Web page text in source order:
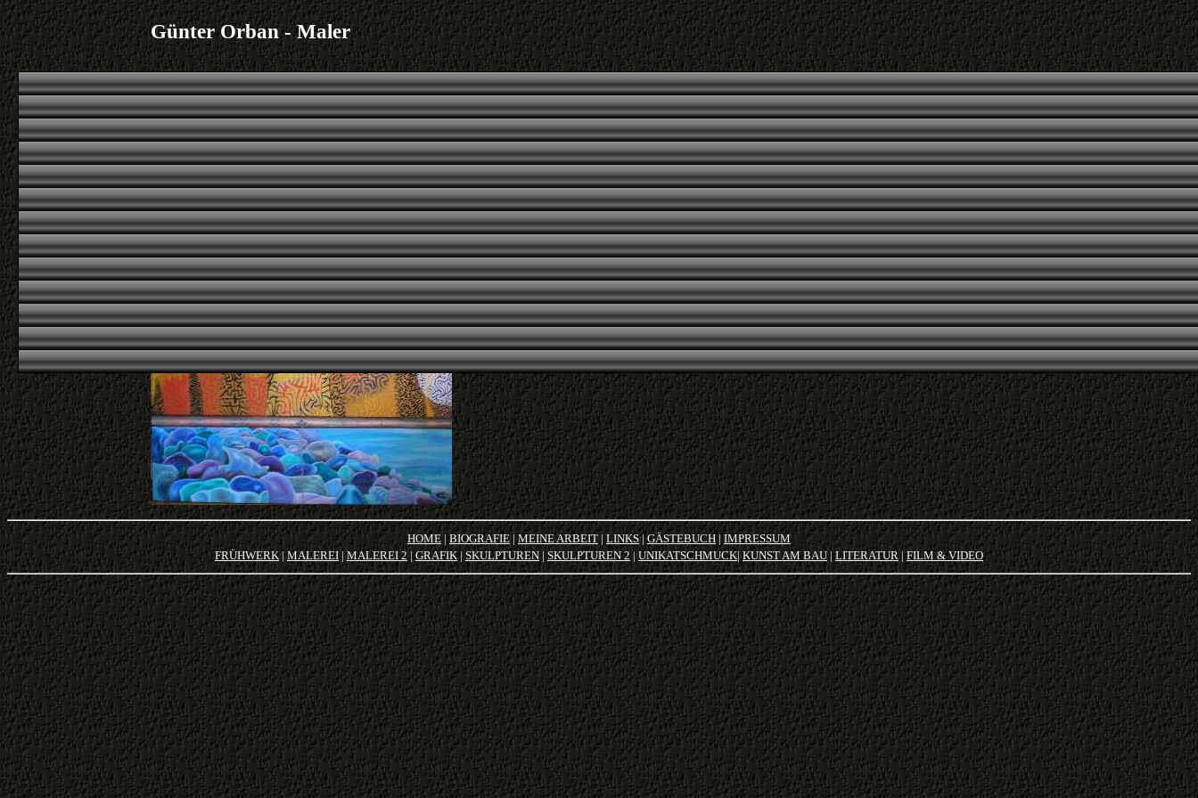
Günter Orban - Maler
Übersicht1|Übersicht2|erstes|voriges|nächstes|letztes Foto
DER STRAND DER HALBEDELSTEINE
2007
190 x 140 cm
Mischtechnik auf Leinwand
HOME | BIOGRAFIE | MEINE ARBEIT| LINKS| GÄSTEBUCH |IMPRESSUM
FRÜHWERK|MALEREI |MALEREI 2 |GRAFIK |SKULPTUREN | SKULPTUREN 2|UNIKATSCHMUCK| KUNST AM BAU |LITERATUR |FILM & VIDEO